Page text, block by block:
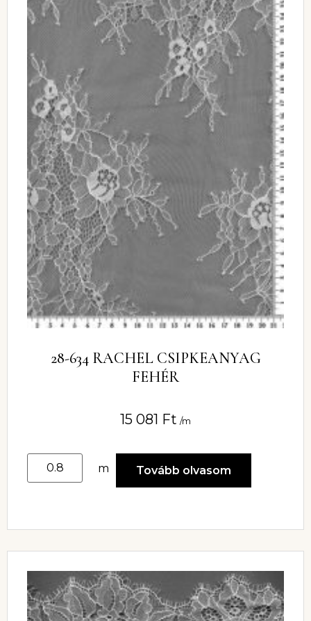
28-634 RACHEL CSIPKEANYAG
FEHÉR
15 081 Ft /m
m Tovább olvasom